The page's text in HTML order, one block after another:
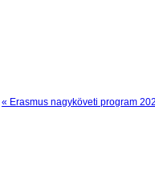
« Erasmus nagyköveti program